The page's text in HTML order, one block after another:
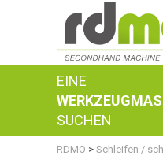
EINE
SUCHEN
RDMO > Schleifen /